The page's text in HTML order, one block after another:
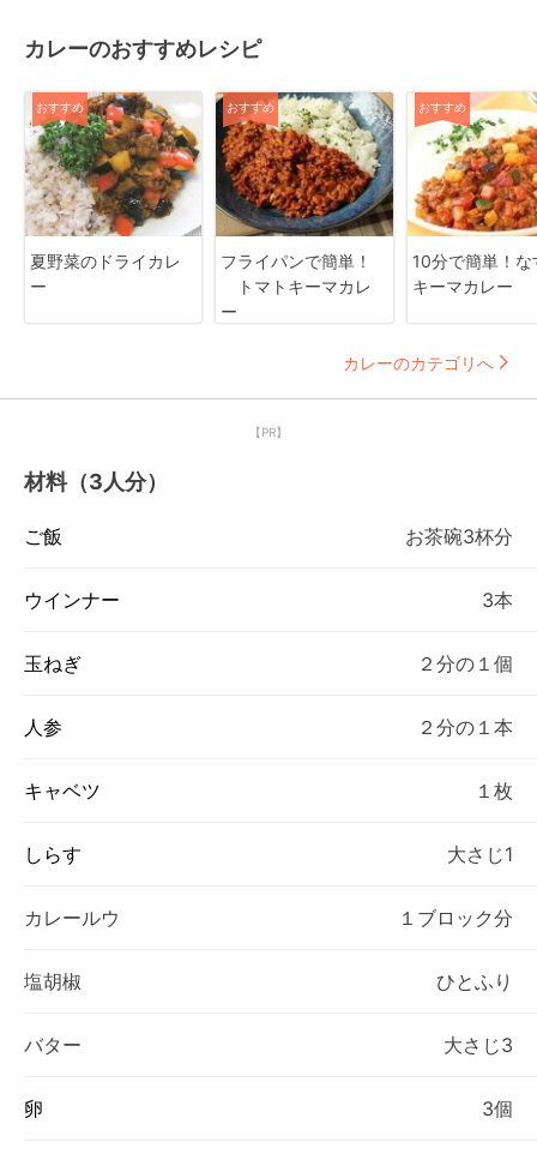
カレーのおすすめレシピ
おすすめ
夏野菜のドライカレ
ー
おすすめ
フライパンで簡単！
トマトキーマカレ
ー
おすすめ
10分で簡単！な
キーマカレー
カレーのカテゴリへ
【PR】
材料（3人分）
ご飯 お茶碗3杯分
ウインナー 3本
玉ねぎ ２分の１個
人参 ２分の１本
キャベツ １枚
しらす 大さじ1
カレールウ １ブロック分
塩胡椒 ひとふり
バター 大さじ3
卵 3個